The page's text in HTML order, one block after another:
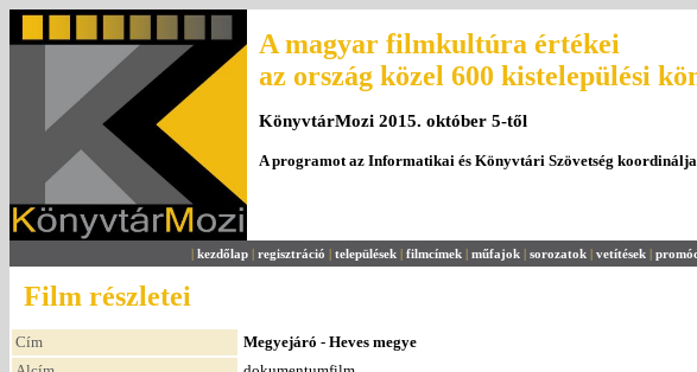
A magyar filmkultúra értékei
az ország közel 600 kistelepülési
KönyvtárMozi 2015. október 5-től
A programot az Informatikai és Könyvtári Szövetség
| kezdőlap | regisztráció | települések | filmcímek | műfajok | sorozatok | vetítések |
Film részletei
Cím
Megyejáró - Heves megye